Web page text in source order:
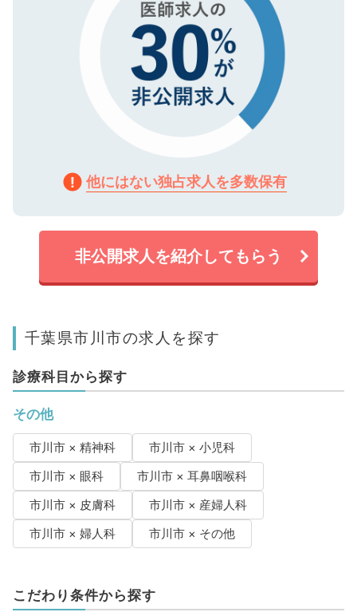
他にはない独占求人を多数保有
非公開求人を紹介してもらう
千葉県市川市の求人を探す
診療科目から探す
その他
市川市 × 精神科
市川市 × 小児科
市川市 × 眼科
市川市 × 耳鼻咽喉科
市川市 × 皮膚科
市川市 × 産婦人科
市川市 × 婦人科
市川市 × その他
こだわり条件から探す